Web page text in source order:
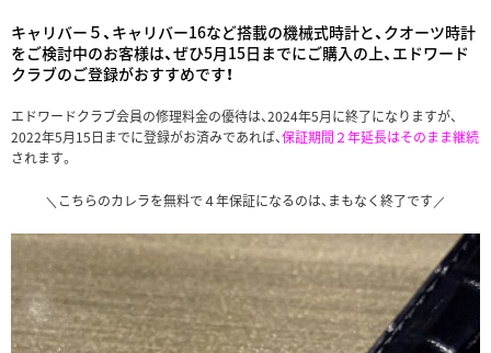
キャリバー５、キャリバー16など搭載の機械式時計と、クオーツ時計
をご検討中のお客様は、ぜひ5月15日までにご購入の上、エドワード
クラブのご登録がおすすめです！
エドワードクラブ会員の修理料金の優待は、2024年5月に終了になりますが、
2022年5月15日までに登録がお済みであれば、保証期間２年延長はそのまま継続
されます。
＼こちらのカレラを無料で４年保証になるのは、まもなく終了です／